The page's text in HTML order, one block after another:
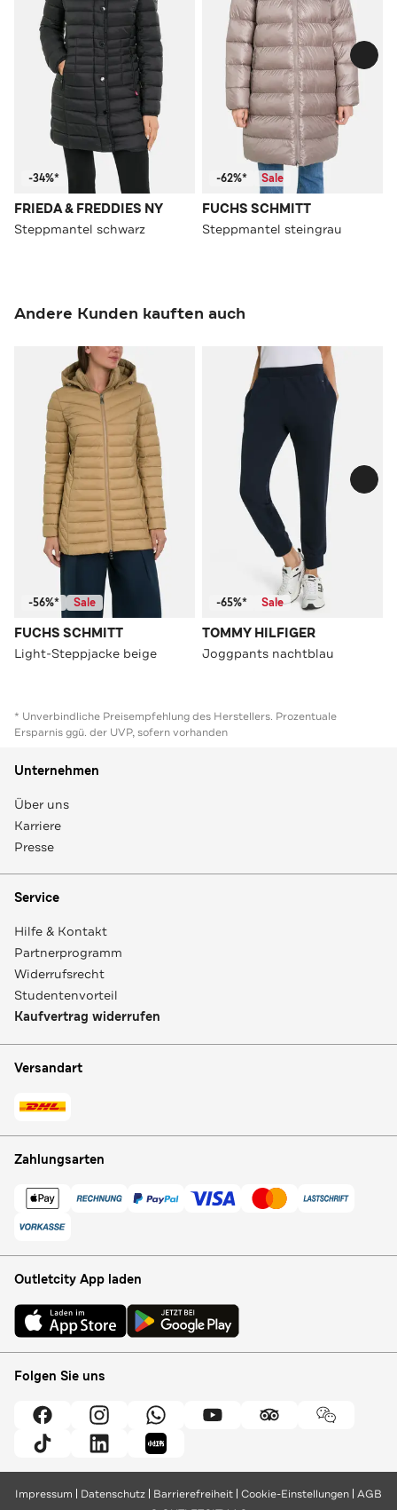
-34%*
FRIEDA & FREDDIES NY
Steppmantel schwarz
-62%* Sale
FUCHS SCHMITT
Steppmantel steingrau
Andere Kunden kauften auch
-56%* Sale
FUCHS SCHMITT
Light-Steppjacke beige
-65%* Sale
TOMMY HILFIGER
Joggpants nachtblau
* Unverbindliche Preisempfehlung des Herstellers. Prozentuale
Ersparnis ggü. der UVP, sofern vorhanden
Unternehmen
Über uns
Karriere
Presse
Service
Hilfe & Kontakt
Partnerprogramm
Widerrufsrecht
Studentenvorteil
Kaufvertrag widerrufen
Versandart
Zahlungsarten
Outletcity App laden
Folgen Sie uns
Impressum Datenschutz Barrierefreiheit Cookie-Einstellungen AGB